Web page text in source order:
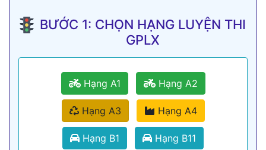
BƯỚC 1: CHỌN HẠNG LUYỆN THI
GPLX
Hạng A1 Hạng A2
Hạng A3 Hạng A4
Hạng B1 Hạng B11